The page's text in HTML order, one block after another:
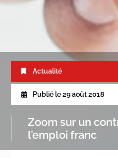
Actualité
Publié le 29 août 2018
Zoom sur un
l’emploi franc